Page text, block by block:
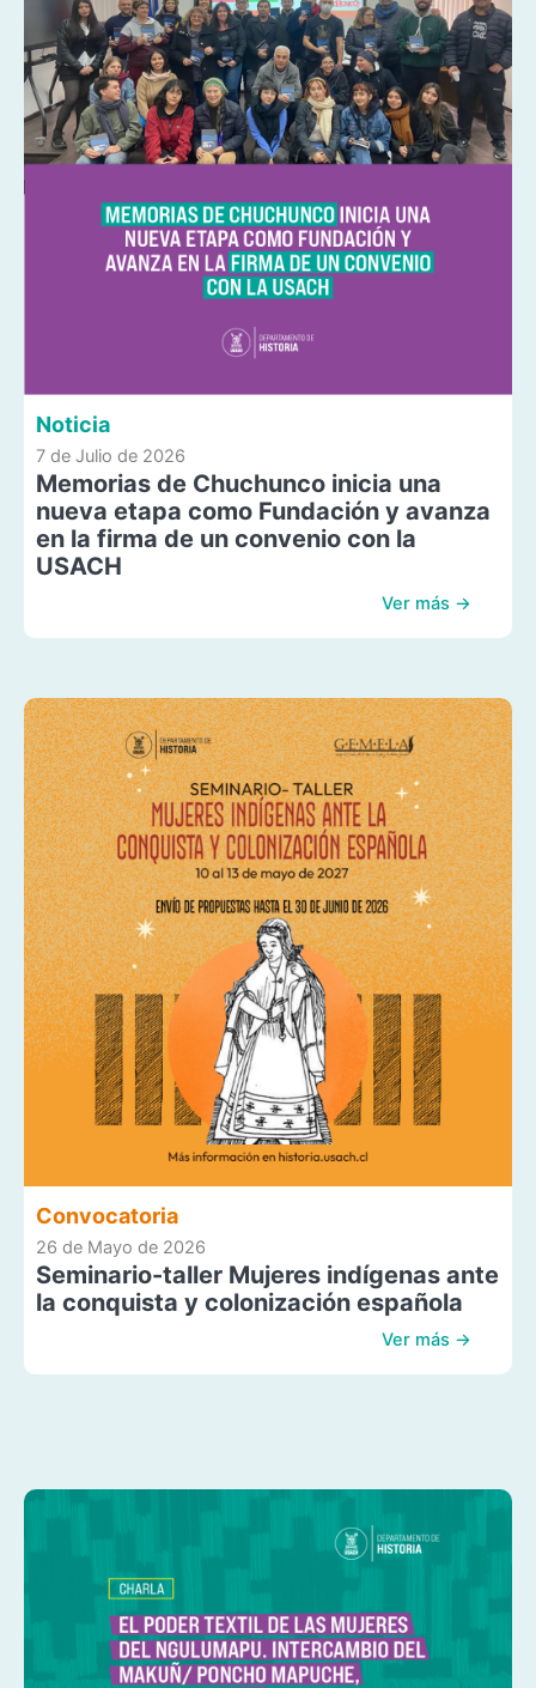
Noticia
7 de Julio de 2026
Memorias de Chuchunco inicia una
nueva etapa como Fundación y avanza
en la firma de un convenio con la
USACH
Ver más →
Convocatoria
26 de Mayo de 2026
Seminario-taller Mujeres indígenas ante
la conquista y colonización española
Ver más →